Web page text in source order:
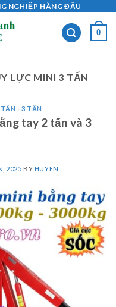
NGHIỆP HÀNG ĐẦU
0
LỰC MINI 3 TẤN
- 3 TẤN
tay 2 tấn và 3
2025 BY HUYEN